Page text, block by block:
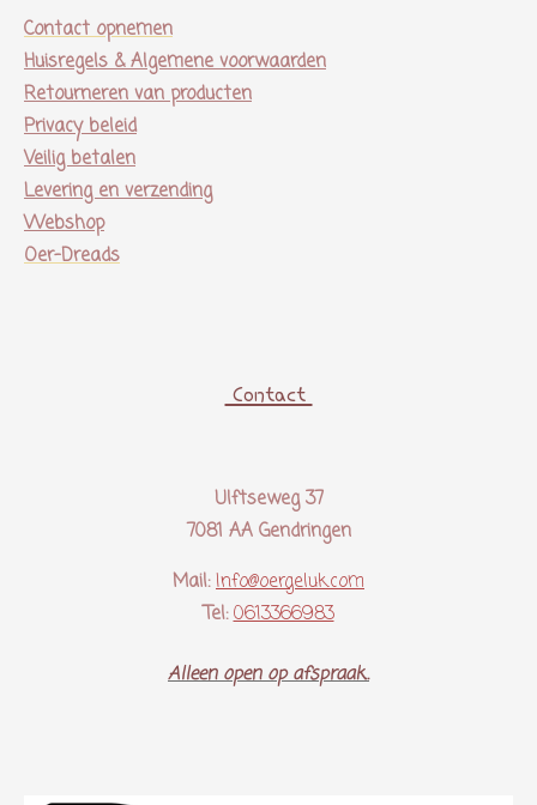
Contact opnemen
Huisregels & Algemene voorwaarden
Retourneren van producten
Privacy beleid
Veilig betalen
Levering en verzending
Webshop
Oer-Dreads
Contact
Ulftseweg 37
7081 AA Gendringen
Mail: Info@oergeluk.com
Tel: 0613366983
Alleen open op afspraak..